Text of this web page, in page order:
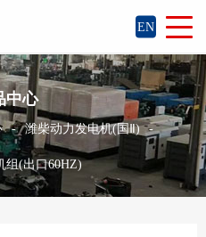
EN
中心
- 潍柴动力发电机(国Ⅱ) -
组(出口60HZ)